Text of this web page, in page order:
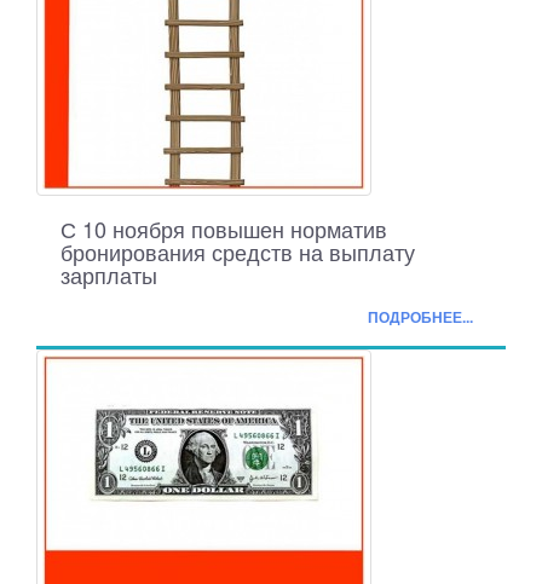
С 10 ноября повышен норматив
бронирования средств на выплату
зарплаты
ПОДРОБНЕЕ...